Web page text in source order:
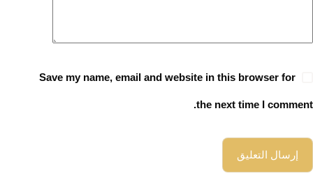
Save my name, email and website in this browser for
the next time I comment.
إرسال التعليق